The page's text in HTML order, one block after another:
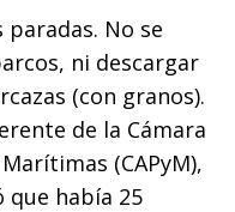
No se
ni descargar
(con granos).
de la Cámara
(CAPyM),
que había 25